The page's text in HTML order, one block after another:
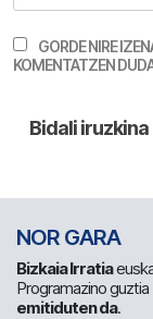
GORDE NIRE
KOMENTATZEN
NOR GARA
Bizkaia Irratia
Programazino guztia
emitiduten da.